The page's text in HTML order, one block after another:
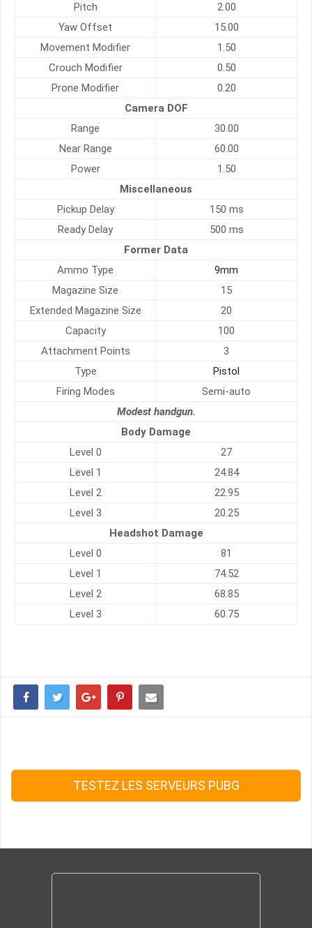
Pitch
2.00
Yaw Offset
15.00
Movement Modifier
1.50
Crouch Modifier
0.50
Prone Modifier
0.20
Camera DOF
Range
30.00
Near Range
60.00
Power
1.50
Miscellaneous
Pickup Delay
150 ms
Ready Delay
500 ms
Former Data
Ammo Type
9mm
Magazine Size
15
Extended Magazine Size
20
Capacity
100
Attachment Points
3
Type
Pistol
Firing Modes
Semi-auto
Modest handgun.
Body Damage
Level 0
27
Level 1
24.84
Level 2
22.95
Level 3
20.25
Headshot Damage
Level 0
81
Level 1
74.52
Level 2
68.85
Level 3
60.75
TESTEZ LES SERVEURS PUBG